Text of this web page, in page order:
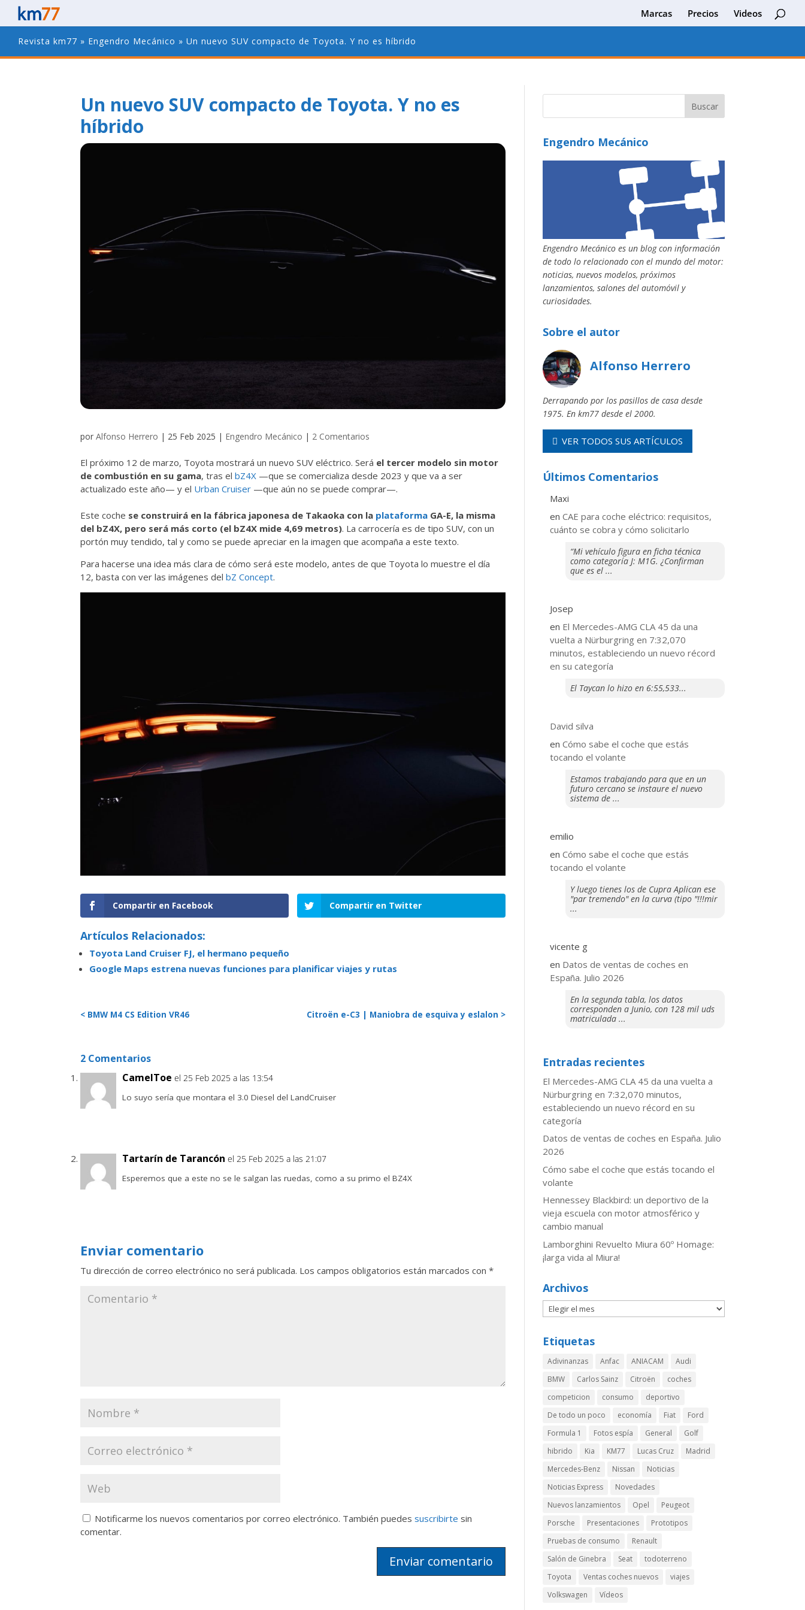
Marcas Precios Videos
Revista km77 » Engendro Mecánico » Un nuevo SUV compacto de Toyota. Y no es híbrido
Un nuevo SUV compacto de Toyota. Y no es
híbrido
porAlfonso Herrero | 25 Feb 2025 | Engendro Mecánico | 2 Comentarios
El próximo 12 de marzo, Toyota mostrará un nuevo SUV eléctrico. Será el tercer modelo sin motor
de combustión en su gama, tras elbZ4X —que se comercializa desde 2023 y que va a ser
actualizado este año— y el Urban Cruiser —que aún no se puede comprar—.
Este coche se construirá en la fábrica japonesa de Takaoka con la plataforma GA-E, la misma
del bZ4X, pero será más corto (el bZ4X mide 4,69 metros). La carrocería es de tipo SUV, con un
portón muy tendido, tal y como se puede apreciar en la imagen que acompaña a este texto.
Para hacerse una idea más clara de cómo será este modelo, antes de que Toyota lo muestre el día
12, basta con ver las imágenes delbZ Concept.
Compartir en Facebook Compartir en Twitter
Artículos Relacionados:
Toyota Land Cruiser FJ, el hermano pequeño
Google Maps estrena nuevas funciones para planificar viajes y rutas
< BMW M4 CS Edition VR46 Citroën e-C3 | Maniobra de esquiva y eslalon >
2 Comentarios
CamelToe el 25 Feb 2025 a las 13:54
Lo suyo sería que montara el 3.0 Diesel del LandCruiser
Tartarín de Tarancón el 25 Feb 2025 a las 21:07
Esperemos que a este no se le salgan las ruedas, como a su primo el BZ4X
Enviar comentario
Tu dirección de correo electrónico no será publicada. Los campos obligatorios están marcados con*
Notificarme los nuevos comentarios por correo electrónico. También puedessuscribirte sin
comentar.
Engendro Mecánico
Engendro Mecánico es un blog con información
de todo lo relacionado con el mundo del motor:
noticias, nuevos modelos, próximos
lanzamientos, salones del automóvil y
curiosidades.
Sobre el autor
Alfonso Herrero
Derrapando por los pasillos de casa desde
1975. En km77 desde el 2000.
VER TODOS SUS ARTÍCULOS
Últimos Comentarios
Maxi
enCAE para coche eléctrico: requisitos,
cuánto se cobra y cómo solicitarlo
“Mi vehículo figura en ficha técnica
como categoría J: M1G. ¿Confirman
que es el ...
Josep
en El Mercedes-AMG CLA 45 da una
vuelta a Nürburgring en 7:32,070
minutos, estableciendo un nuevo récord
en su categoría
El Taycan lo hizo en 6:55,533...
David silva
en​Cómo sabe el coche que estás
tocando el volante
Estamos trabajando para que en un
futuro cercano se instaure el nuevo
sistema de ...
emilio
en​Cómo sabe el coche que estás
tocando el volante
Y luego tienes los de Cupra Aplican ese
"par tremendo" en la curva (tipo "!!!mir
...
vicente g
en Datos de ventas de coches en
España. Julio 2026
En la segunda tabla, los datos
corresponden a Junio, con 128 mil uds
matriculada ...
Entradas recientes
El Mercedes-AMG CLA 45 da una vuelta a
Nürburgring en 7:32,070 minutos,
estableciendo un nuevo récord en su
categoría
Datos de ventas de coches en España. Julio
2026
​Cómo sabe el coche que estás tocando el
volante
Hennessey Blackbird: un deportivo de la
vieja escuela con motor atmosférico y
cambio manual
Lamborghini Revuelto Miura 60º Homage:
¡larga vida al Miura!
Archivos
Etiquetas
Adivinanzas Anfac ANIACAM
Audi
BMW
Carlos Sainz Citroën
coches
competicion
consumo
deportivo
De todo un poco
economía Fiat
Ford
Formula 1
Fotos espía General
Golf
hibrido
Kia KM77 Lucas Cruz
Madrid
Mercedes-Benz
Nissan
Noticias
Noticias Express
Novedades
Nuevos lanzamientos
Opel
Peugeot
Porsche
Presentaciones
Prototipos
Pruebas de consumo
Renault
Salón de Ginebra
Seat
todoterreno
Toyota
Ventas coches nuevos
viajes
Volkswagen
Vídeos